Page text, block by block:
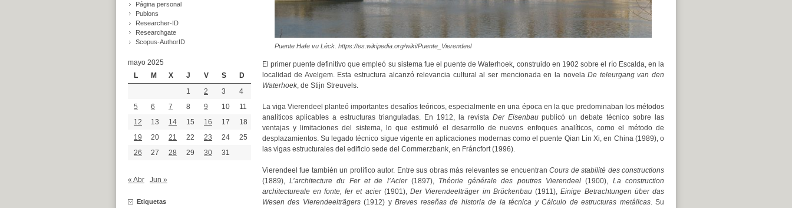
Puente Hafe vu Léck. https://es.wikipedia.org/wiki/Puente_Vierendeel
El primer puente definitivo que empleó su sistema fue el puente de Waterhoek, construido en 1902 sobre el río Escalda, en la
localidad de Avelgem. Esta estructura alcanzó relevancia cultural al ser mencionada en la novelaDe teleurgang van den
Waterhoek, de Stijn Streuvels.
La viga Vierendeel planteó importantes desafíos teóricos, especialmente en una época en la que predominaban los métodos
analíticos aplicables a estructuras trianguladas. En 1912, la revista Der Eisenbaupublicó un debate técnico sobre las
ventajas y limitaciones del sistema, lo que estimuló el desarrollo de nuevos enfoques analíticos, como el método de
desplazamientos. Su legado técnico sigue vigente en aplicaciones modernas como el puente Qian Lin Xi, en China (1989), o
las vigas estructurales del edificio sede del Commerzbank, en Fráncfort (1996).
Vierendeel fue también un prolífico autor. Entre sus obras más relevantes se encuentran Cours de stabilité des constructions
(1889), L’architecture du Fer et de l’Acier(1897), Théorie générale des poutres Vierendeel(1900), La construction
architectureale en fonte, fer et acier(1901),Der Vierendeelträger im Brückenbau(1911),Einige Betrachtungen über das
Wesen des Vierendeelträgers(1912) y Breves reseñas de historia de la técnica y Cálculo de estructuras metálicas. Su
Página personal
Publons
Researcher-ID
Researchgate
Scopus-AuthorID
mayo 2025
L
M X J V S
D
1
2 3
4
5
6 7 8 9 10
11
12
13 14 15 16 17
18
19
20 21 22 23 24
25
26
27 28 29 30 31
« Abr Jun »
Etiquetas